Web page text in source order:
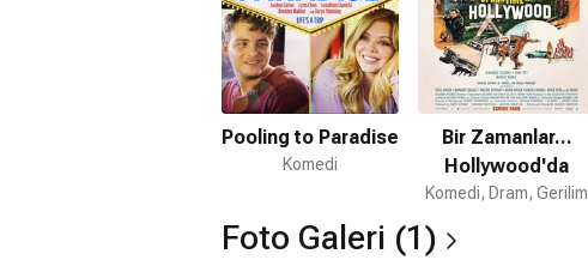
Pooling to Paradise
Komedi
Bir Zamanlar...
Hollywood'da
Komedi, Dram, Gerilim
Foto Galeri (1)